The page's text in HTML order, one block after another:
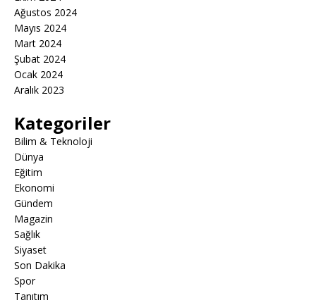
Ağustos 2024
Mayıs 2024
Mart 2024
Şubat 2024
Ocak 2024
Aralık 2023
Kategoriler
Bilim & Teknoloji
Dünya
Eğitim
Ekonomi
Gündem
Magazin
Sağlık
Siyaset
Son Dakika
Spor
Tanıtım